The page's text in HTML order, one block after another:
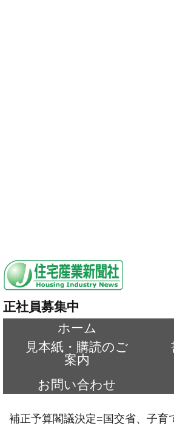
正社員募集中
ホーム
見本紙・購読のご
案内
お問い合わせ
補正予算閣議決定=国交省、子育